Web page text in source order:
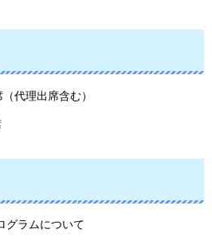
代理出席含む）
グラムについて